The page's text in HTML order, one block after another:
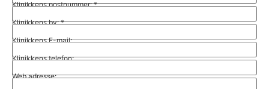
Klinikkens postnummer:*
Klinikkens by:*
Klinikkens E-mail:
Klinikkens telefon:
Web adresse: